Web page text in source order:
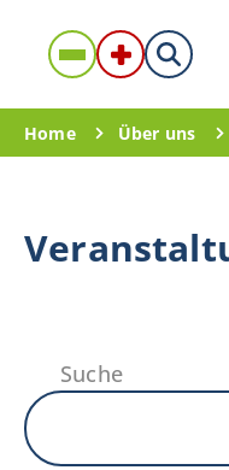
Home Über uns
Suche